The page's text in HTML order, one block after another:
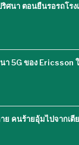
ศนา ตอนยืนรอรถโร
า 5G ของ Ericsson
ย คนร้ายอุ้มไปจากเ